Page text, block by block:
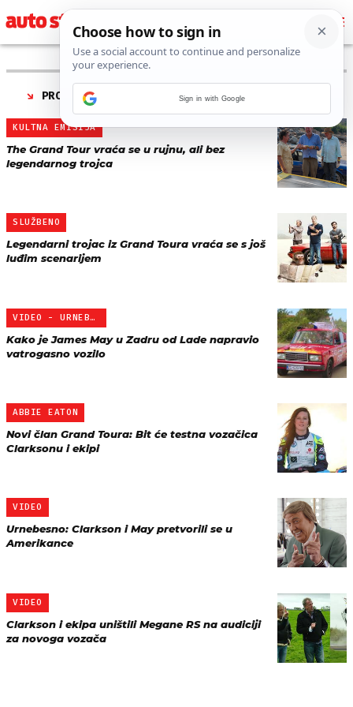
PRONAĐENO 6 REZULTATA ZA TAG “
KULTNA EMISIJA
The Grand Tour vraća se u rujnu, ali bez
legendarnog trojca
SLUŽBENO
Legendarni trojac iz Grand Toura vraća se s još
luđim scenarijem
VIDEO - URNEBESNO
Kako je James May u Zadru od Lade napravio
vatrogasno vozilo
ABBIE EATON
Novi član Grand Toura: Bit će testna vozačica
Clarksonu i ekipi
VIDEO
Urnebesno: Clarkson i May pretvorili se u
Amerikance
VIDEO
Clarkson i ekipa uništili Megane RS na audiciji
za novoga vozača
Sign in with Google